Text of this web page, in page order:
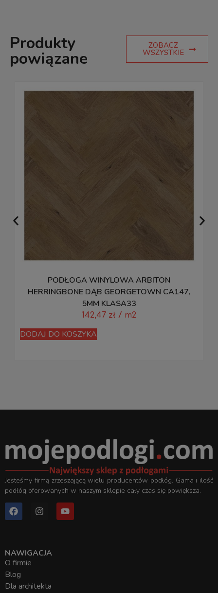
Produkty
powiązane
ZOBACZ
WSZYSTKIE
PODŁOGA WINYLOWA ARBITON
HERRINGBONE DĄB GEORGETOWN CA147,
5MM KLASA33
142,47 zł / m2
DODAJ DO KOSZYKA
Jesteśmy firmą zrzeszającą wielu producentów podłóg. Gama i ilość
podłóg oferowanych w naszym sklepie cały czas się powiększa.
NAWIGACJA
O firmie
Blog
Dla architekta